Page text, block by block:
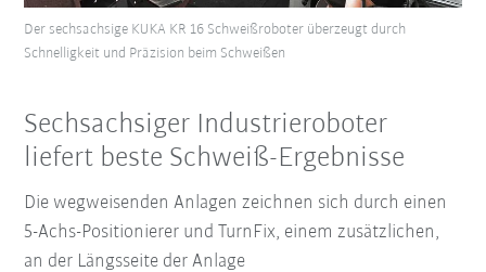
Der sechsachsige KUKA KR 16 Schweißroboter überzeugt durch
Schnelligkeit und Präzision beim Schweißen
Sechsachsiger Industrieroboter
liefert beste Schweiß-Ergebnisse
Die wegweisenden Anlagen zeichnen sich durch einen
5-Achs-Positionierer und TurnFix, einem zusätzlichen,
an der Längsseite der Anlage